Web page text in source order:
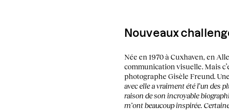
Nouveaux
Née en 1970 à Cuxhaven, en
communication visuelle. Mais
photographe Gisèle Freund.
avec elle a vraiment été l’un des
raison de son incroyable
m’ont beaucoup inspirée.